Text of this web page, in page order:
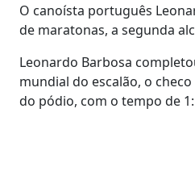
O canoísta português
de maratonas, a segunda
Leonardo Barbosa
mundial do escalão, o
do pódio, com o tempo de